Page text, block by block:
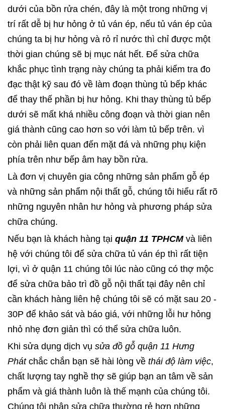
dưới của bồn rửa chén, đây là một trong những vị
trí rất dễ bị hư hỏng ở tủ ván ép, nếu tủ ván ép của
chúng ta bị hư hỏng và rỏ rỉ nước thì chỉ được một
thời gian chúng sẽ bị mục nát hết. Để sửa chữa
khắc phục tình trạng này chúng ta phải kiểm tra đo
đạc thật kỹ sau đó về làm đoạn thùng tủ bếp khác
để thay thế phần bị hư hỏng. Khi thay thùng tủ bếp
dưới sẽ mất khá nhiều công đoạn và thời gian nên
giá thành cũng cao hơn so với làm tủ bếp trên. vì
còn phải liên quan đến mặt đá và những phụ kiện
phía trên như bếp âm hay bồn rửa.
Là đơn vị chuyên gia công những sản phẩm gỗ ép
và những sản phẩm nội thất gỗ, chúng tôi hiểu rất rõ
những nguyên nhân hư hỏng và phương pháp sửa
chữa chúng.
Nếu bạn là khách hàng tại quận 11 TPHCMvà liên
hệ với chúng tôi để sửa chữa tủ ván ép thì rất tiện
lợi, vì ở quận 11 chúng tôi lúc nào cũng có thợ mộc
để sửa chữa bảo trì đồ gỗ nội thất tại đây nên chỉ
cần khách hàng liên hệ chúng tôi sẽ có mặt sau 20 -
30P để khảo sát và báo giá, với những lỗi hư hỏng
nhỏ nhẹ đơn giản thì có thể sửa chữa luôn.
Khi sửa dụng dịch vụ sửa đồ gỗ quận 11 Hưng
Phát chắc chắn bạn sẽ hài lòng về thái độ làm việc,
chất lượng tay nghề thợ sẽ giúp bạn an tâm về sản
phẩm và giá thành luôn là thế mạnh của chúng tôi.
Chúng tôi nhận sửa chữa thường rẻ hơn những